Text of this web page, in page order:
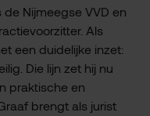
Nijmeegse VVD en
Als
een duidelijke inzet:
Die lijn zet hij nu
praktische en
brengt als jurist